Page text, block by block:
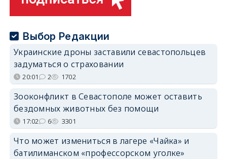
Выбор Редакции
Украинские дроны заставили севастопольцев
задуматься о страховании
20:01 2 1702
Зооконфликт в Севастополе может оставить
бездомных животных без помощи
17:02 6 3301
Что может измениться в лагере «Чайка» и
батилиманском «профессорском уголке»